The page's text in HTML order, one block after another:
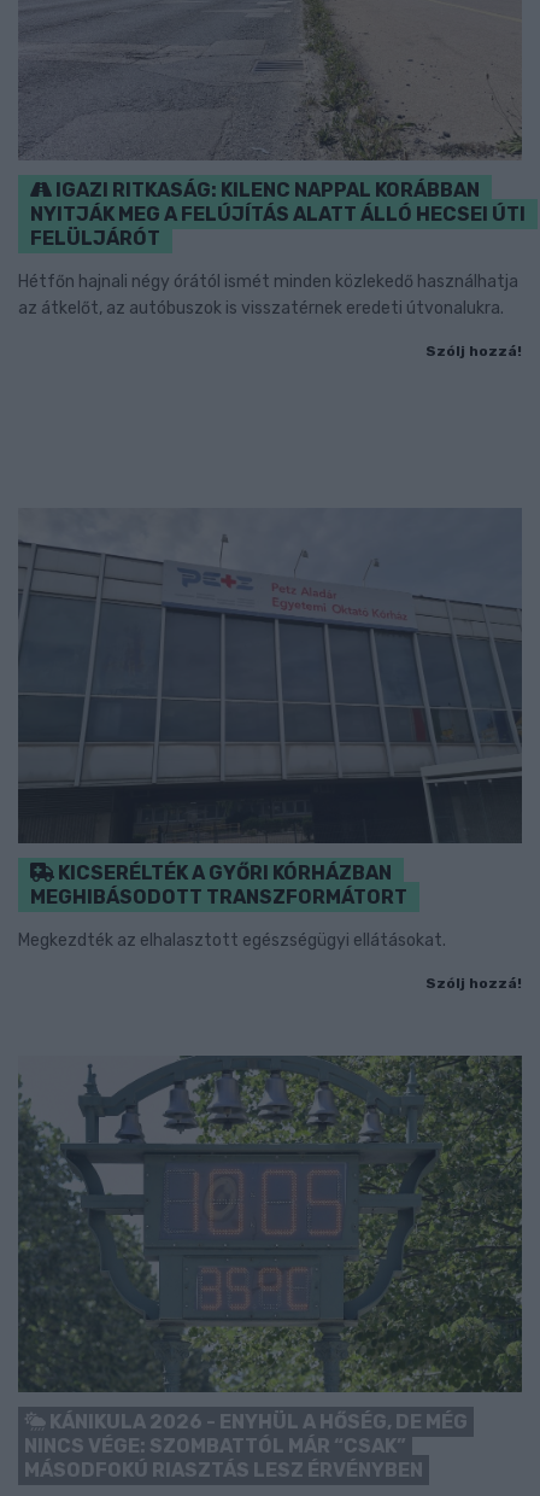
IGAZI RITKASÁG: KILENC NAPPAL KORÁBBAN
NYITJÁK MEG A FELÚJÍTÁS ALATT ÁLLÓ HECSEI ÚTI
FELÜLJÁRÓT
Hétfőn hajnali négy órától ismét minden közlekedő használhatja
az átkelőt, az autóbuszok is visszatérnek eredeti útvonalukra.
Szólj hozzá!
KICSERÉLTÉK A GYŐRI KÓRHÁZBAN
MEGHIBÁSODOTT TRANSZFORMÁTORT
Megkezdték az elhalasztott egészségügyi ellátásokat.
Szólj hozzá!
KÁNIKULA 2026 - ENYHÜL A HŐSÉG, DE MÉG
NINCS VÉGE: SZOMBATTÓL MÁR “CSAK”
MÁSODFOKÚ RIASZTÁS LESZ ÉRVÉNYBEN